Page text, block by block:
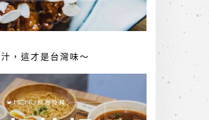
，這才是台灣味～